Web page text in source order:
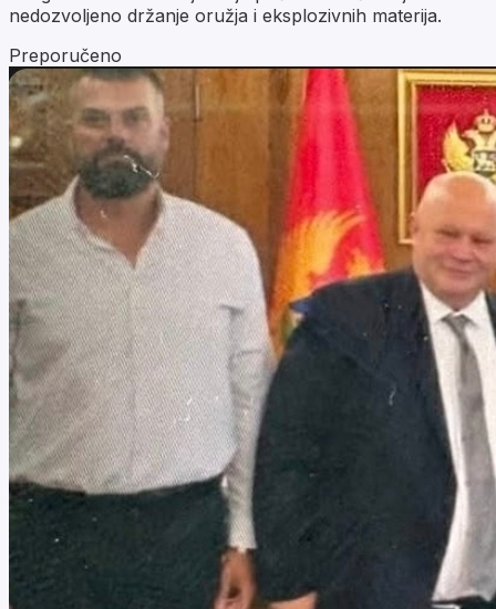
nedozvoljeno držanje oružja i eksplozivnih materija.
Preporučeno